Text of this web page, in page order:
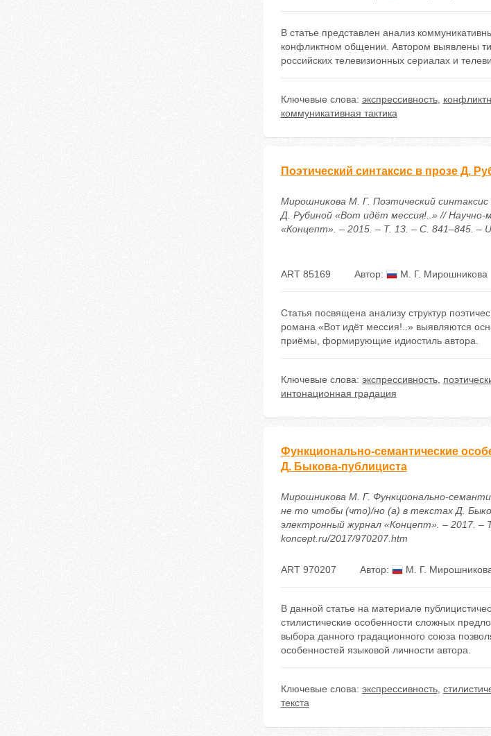
В статье представлен анализ
конфликтном общении. Автором выявлены
российских телевизионных сериалах и
Ключевые слова: экспрессивность,
коммуникативная тактика
Поэтический синтаксис в прозе Д.
Мирошникова М. Г. Поэтический
Д. Рубиной «Вот идёт мессия!..» // Научно-
«Концепт». – 2015. – Т. 13. – С. 841–845. –
ART 85169 Автор: М. Г. Мирошникова
Статья посвящена анализу структур
романа «Вот идёт мессия!..» выявляются
приёмы, формирующие идиостиль автора.
Ключевые слова: экспрессивность,
интонационная градация
Функционально-семантические
Д. Быкова-публициста
Мирошникова М. Г. Функционально-
не то чтобы (что)/но (а) в текстах Д.
электронный журнал «Концепт». – 2017. –
koncept.ru/2017/970207.htm
ART 970207 Автор: М. Г.
В данной статье на материале
стилистические особенности сложных
выбора данного градационного союза
особенностей языковой личности автора.
Ключевые слова: экспрессивность,
текста